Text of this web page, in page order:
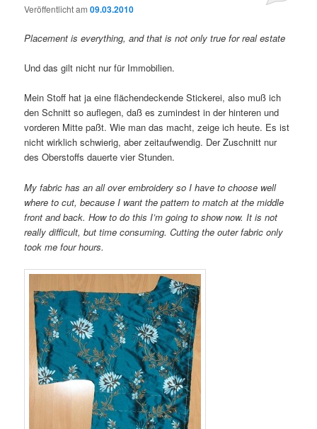
Veröffentlicht am09.03.2010
Placement is everything, and that is not only true for real estate
Und das gilt nicht nur für Immobilien.
Mein Stoff hat ja eine flächendeckende Stickerei, also muß ich
den Schnitt so auflegen, daß es zumindest in der hinteren und
vorderen Mitte paßt. Wie man das macht, zeige ich heute. Es ist
nicht wirklich schwierig, aber zeitaufwendig. Der Zuschnitt nur
des Oberstoffs dauerte vier Stunden.
My fabric has an all over embroidery so I have to choose well
where to cut, because I want the pattern to match at the middle
front and back. How to do this I’m going to show now. It is not
really difficult, but time consuming. Cutting the outer fabric only
took me four hours.